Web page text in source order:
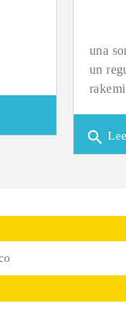
una
un
rakemi
search